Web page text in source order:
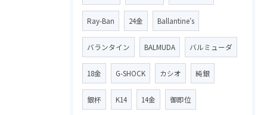
Ray-Ban 24金 Ballantine′s
バランタイン BALMUDA バルミューダ
18金 G-SHOCK カシオ 純銀
銀杯 K14 14金 御即位